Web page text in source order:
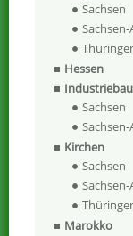
Sachsen
Hessen
Sachsen
Kirchen
Sachsen
Marokko